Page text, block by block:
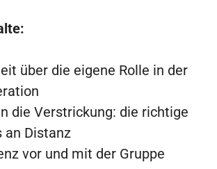
über die eigene Rolle in der
die Verstrickung: die richtige
an Distanz
vor und mit der Gruppe